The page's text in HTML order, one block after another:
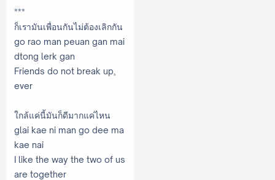
***
ก็เรามันเพื่อนกันไม่ต้องเลิกกัน
go rao man peuan gan mai
dtong lerk gan
Friends do not break up,
ever
ใกล้แค่นี้มันก็ดีมากแค่ไหน
glai kae ni man go dee ma
kae nai
I like the way the two of us
are together